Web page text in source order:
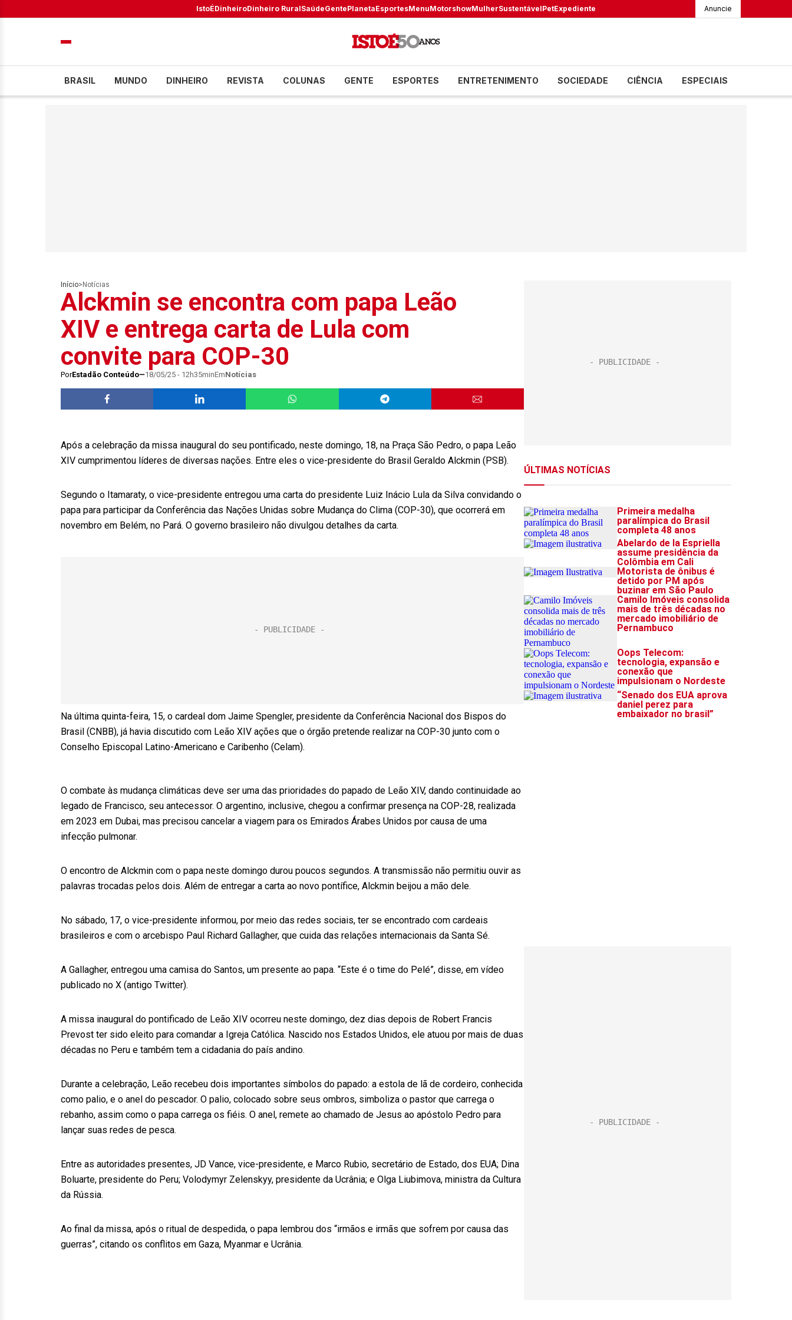
IstoÉDinheiroDinheiro RuralSaúdeGentePlanetaEsportesMenuMotorshowMulherSustentávelPetExpediente Anuncie
BRASIL MUNDO DINHEIRO REVISTA COLUNAS GENTE ESPORTES ENTRETENIMENTO SOCIEDADE CIÊNCIA ESPECIAIS
Início> Notícias
Alckmin se encontra com papa Leão
XIV e entrega carta de Lula com
convite para COP-30
PorEstadão Conteúdo 18/05/25 - 12h35minEmNotícias
Após a celebração da missa inaugural do seu pontificado, neste domingo, 18, na Praça São Pedro, o papa Leão
XIV cumprimentou líderes de diversas nações. Entre eles o vice-presidente do Brasil Geraldo Alckmin (PSB).
Segundo o Itamaraty, o vice-presidente entregou uma carta do presidente Luiz Inácio Lula da Silva convidando o
papa para participar da Conferência das Nações Unidas sobre Mudança do Clima (COP-30), que ocorrerá em
novembro em Belém, no Pará. O governo brasileiro não divulgou detalhes da carta.
Na última quinta-feira, 15, o cardeal dom Jaime Spengler, presidente da Conferência Nacional dos Bispos do
Brasil (CNBB), já havia discutido com Leão XIV ações que o órgão pretende realizar na COP-30 junto com o
Conselho Episcopal Latino-Americano e Caribenho (Celam).
O combate às mudança climáticas deve ser uma das prioridades do papado de Leão XIV, dando continuidade ao
legado de Francisco, seu antecessor. O argentino, inclusive, chegou a confirmar presença na COP-28, realizada
em 2023 em Dubai, mas precisou cancelar a viagem para os Emirados Árabes Unidos por causa de uma
infecção pulmonar.
O encontro de Alckmin com o papa neste domingo durou poucos segundos. A transmissão não permitiu ouvir as
palavras trocadas pelos dois. Além de entregar a carta ao novo pontífice, Alckmin beijou a mão dele.
No sábado, 17, o vice-presidente informou, por meio das redes sociais, ter se encontrado com cardeais
brasileiros e com o arcebispo Paul Richard Gallagher, que cuida das relações internacionais da Santa Sé.
A Gallagher, entregou uma camisa do Santos, um presente ao papa. “Este é o time do Pelé”, disse, em vídeo
publicado no X (antigo Twitter).
A missa inaugural do pontificado de Leão XIV ocorreu neste domingo, dez dias depois de Robert Francis
Prevost ter sido eleito para comandar a Igreja Católica. Nascido nos Estados Unidos, ele atuou por mais de duas
décadas no Peru e também tem a cidadania do país andino.
Durante a celebração, Leão recebeu dois importantes símbolos do papado: a estola de lã de cordeiro, conhecida
como palio, e o anel do pescador. O palio, colocado sobre seus ombros, simboliza o pastor que carrega o
rebanho, assim como o papa carrega os fiéis. O anel, remete ao chamado de Jesus ao apóstolo Pedro para
lançar suas redes de pesca.
Entre as autoridades presentes, JD Vance, vice-presidente, e Marco Rubio, secretário de Estado, dos EUA; Dina
Boluarte, presidente do Peru; Volodymyr Zelenskyy, presidente da Ucrânia; e Olga Liubimova, ministra da Cultura
da Rússia.
Ao final da missa, após o ritual de despedida, o papa lembrou dos “irmãos e irmãs que sofrem por causa das
guerras”, citando os conflitos em Gaza, Myanmar e Ucrânia.